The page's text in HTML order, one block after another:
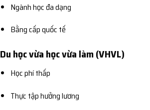
Ngành học đa dạng
Bằng cấp quốc tế
Du học vừa học vừa làm (VHVL)
Học phí thấp
Thực tập hưởng lương